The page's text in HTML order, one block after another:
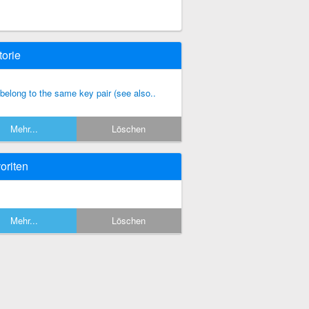
to the same key pair (see also..
Mehr... Löschen
Mehr... Löschen